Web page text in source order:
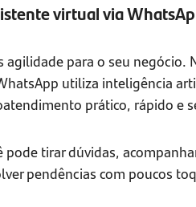
virtual via
agilidade para o seu negócio.
utiliza inteligência
prático, rápido e
pode tirar dúvidas,
pendências com poucos